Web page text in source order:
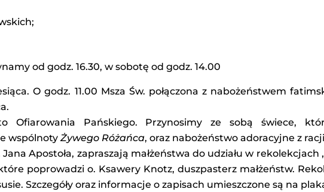
od godz. 16.30, w sobotę od godz. 14.00
O godz. 11.00 Msza Św. połączona z nabożeństwem
Ofiarowania Pańskiego. Przynosimy ze sobą świece,
wspólnotyŻywego Różańca, oraz nabożeństwo adoracyjne z
Apostoła, zapraszają małżeństwa do udziału w rekolekcjach
poprowadzi o. Ksawery Knotz, duszpasterz małżeństw.
Szczegóły oraz informacje o zapisach umieszczone są na